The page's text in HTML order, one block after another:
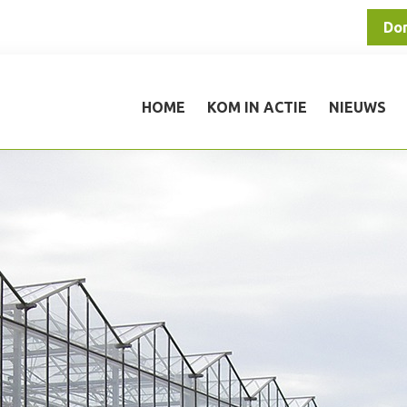
HOME KOM IN ACTIE NIEUWS